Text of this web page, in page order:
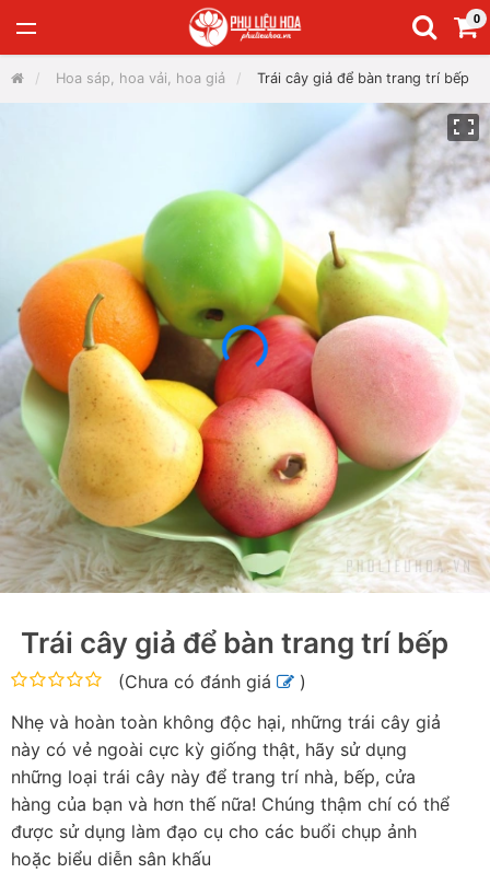
0
Hoa sáp, hoa vải, hoa giả Trái cây giả để bàn trang trí bếp
Trái cây giả để bàn trang trí bếp
(Chưa có đánh giá
)
Nhẹ và hoàn toàn không độc hại, những trái cây giả
này có vẻ ngoài cực kỳ giống thật, hãy sử dụng
những loại trái cây này để trang trí nhà, bếp, cửa
hàng của bạn và hơn thế nữa! Chúng thậm chí có thể
được sử dụng làm đạo cụ cho các buổi chụp ảnh
hoặc biểu diễn sân khấu